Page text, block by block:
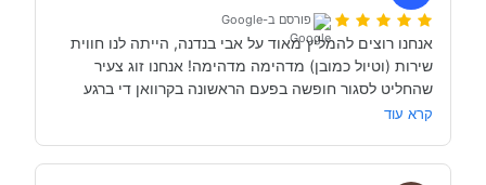
פורסם ב-Google
קרא עוד